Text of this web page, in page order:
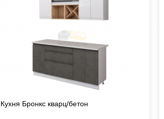
Кухня Бронкс кварц/бетон